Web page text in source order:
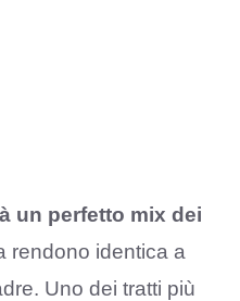
un perfetto mix dei
rendono identica a
Uno dei tratti più